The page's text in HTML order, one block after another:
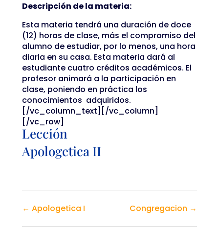
Descripción de la materia:
Esta materia tendrá una duración de doce
(12) horas de clase, más el compromiso del
alumno de estudiar, por lo menos, una hora
diaria en su casa. Esta materia dará al
estudiante cuatro créditos académicos. El
profesor animará a la participación en
clase, poniendo en práctica los
conocimientos adquiridos.
[/vc_column_text][/vc_column]
[/vc_row]
Lección
Apologetica II
Apologetica I Congregacion